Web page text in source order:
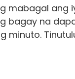
mabagal ang
bagay na
minuto.